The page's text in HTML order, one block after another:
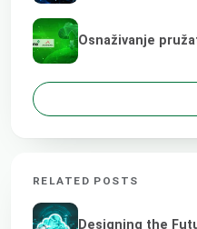
Osnaživanje
RELATED POSTS
Designing the